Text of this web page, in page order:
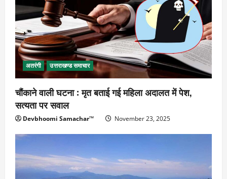
अतरंगी उत्तराखण्ड समाचार
चौंकाने वाली घटना : मृत बताई गई महिला अदालत में पेश,
सत्यता पर सवाल
Devbhoomi Samachar™ November 23, 2025